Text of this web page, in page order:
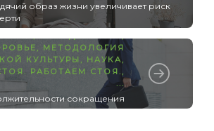
образ жизни увеличивает риск
, МЕТОДОЛОГИЯ
КУЛЬТУРЫ , НАУКА,
РАБОТАЕМ СТОЯ.,
...
сокращения
мышц в течение всего дня